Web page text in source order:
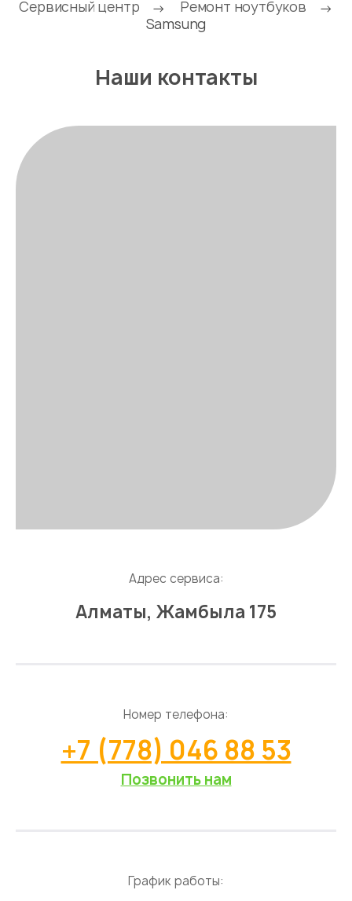
Сервисный центр → Ремонт ноутбуков
→
Samsung
Наши контакты
Адрес сервиса:
Алматы, Жамбыла 175
Номер телефона:
+7 (778) 046 88 53
Позвонить нам
График работы: